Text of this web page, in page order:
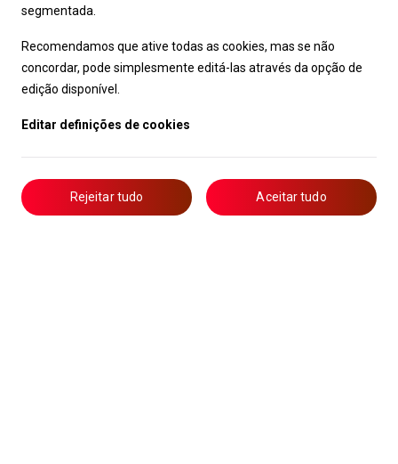
segmentada.
Recomendamos que ative todas as cookies, mas se não
concordar, pode simplesmente editá-las através da opção de
edição disponível.
Editar definições de cookies
Rejeitar tudo Aceitar tudo